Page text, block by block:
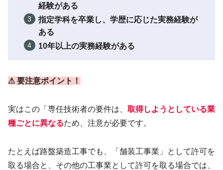
経験がある
指定学科を卒業し、学歴に応じた実務経験が
ある
10年以上の実務経験がある
⚠ 要注意ポイント！
実はこの「専任技術者の要件は、 取得しようとしている業
種ごとに異なるため、注意が必要です。
たとえば路盤築造工事でも、「舗装工事業」として許可を
取る場合と、その他の工事業として許可を取る場合では、